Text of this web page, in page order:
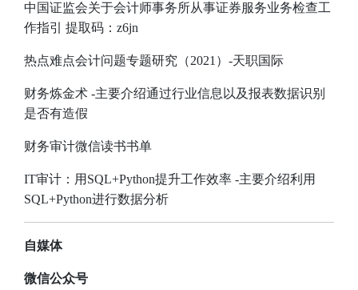
中国证监会关于会计师事务所从事证券服务业务检查工
作指引
提取码：z6jn
热点难点会计问题专题研究（2021 ）-天职国际
财务炼金术 -主要介绍通过行业信息以及报表数据识别
是否有造假
财务审计微信读书书单
IT审计：用SQL+Python提升工作效率 -主要介绍利用
SQL+Python进行数据分析
自媒体
微信公众号